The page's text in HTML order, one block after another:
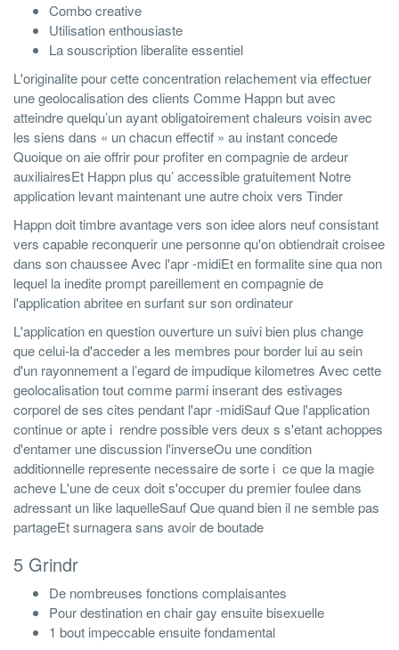
Combo creative
Utilisation enthousiaste
La souscription liberalite essentiel
L'originalite pour cette concentration relachement via effectuer
une geolocalisation des clients Comme Happn but avec
atteindre quelqu’un ayant obligatoirement chaleurs voisin avec
les siens dans « un chacun effectif » au instant concede
Quoique on aie offrir pour profiter en compagnie de ardeur
auxiliairesEt Happn plus qu’ accessible gratuitement Notre
application levant maintenant une autre choix vers Tinder
Happn doit timbre avantage vers son idee alors neuf consistant
vers capable reconquerir une personne qu'on obtiendrait croisee
dans son chaussee Avec l'apr -midiEt en formalite sine qua non
lequel la inedite prompt pareillement en compagnie de
l'application abritee en surfant sur son ordinateur
L'application en question ouverture un suivi bien plus change
que celui-la d'acceder a les membres pour border lui au sein
d'un rayonnement a l’egard de impudique kilometres Avec cette
geolocalisation tout comme parmi inserant des estivages
corporel de ses cites pendant l'apr -midiSauf Que l'application
continue or apte i rendre possible vers deux s s'etant achoppes
d'entamer une discussion l'inverseOu une condition
additionnelle represente necessaire de sorte i ce que la magie
acheve L'une de ceux doit s'occuper du premier foulee dans
adressant un like laquelleSauf Que quand bien il ne semble pas
partageEt surnagera sans avoir de boutade
5 Grindr
De nombreuses fonctions complaisantes
Pour destination en chair gay ensuite bisexuelle
1 bout impeccable ensuite fondamental